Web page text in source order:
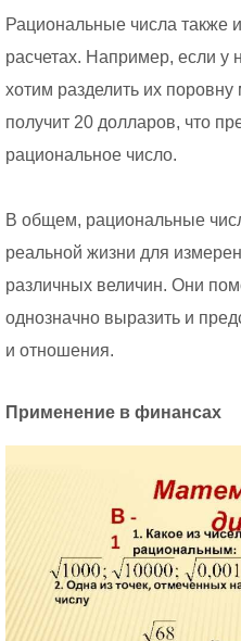
Рациональные числа также
расчетах. Например, если у
хотим разделить их
получит 20 долларов, что
рациональное число.
В общем, рациональные
реальной жизни для
различных величин. Они
однозначно выразить и
и отношения.
Применение в финансах